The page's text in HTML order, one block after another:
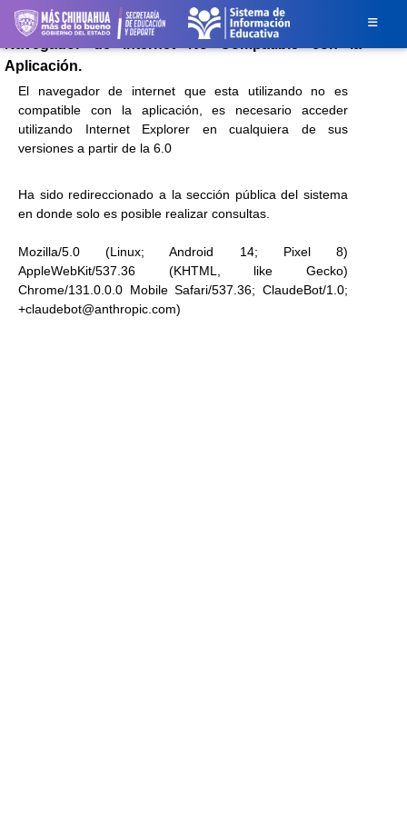
Navegador de Internet No Compatible con la
Aplicación.
El navegador de internet que esta utilizando no es
compatible con la aplicación, es necesario acceder
utilizando Internet Explorer en cualquiera de sus
versiones a partir de la 6.0
Ha sido redireccionado a la sección pública del sistema
en donde solo es posible realizar consultas.
Mozilla/5.0 (Linux; Android 14; Pixel 8)
AppleWebKit/537.36 (KHTML, like Gecko)
Chrome/131.0.0.0 Mobile Safari/537.36; ClaudeBot/1.0;
+claudebot@anthropic.com)